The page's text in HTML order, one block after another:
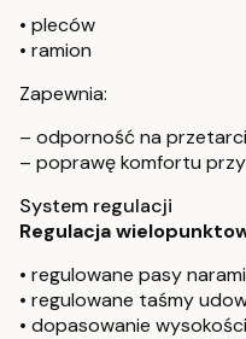
• pleców
• ramion
Zapewnia:
– odporność na
– poprawę komfortu
System regulacji
Regulacja
• regulowane pasy
• regulowane taśmy
• dopasowanie